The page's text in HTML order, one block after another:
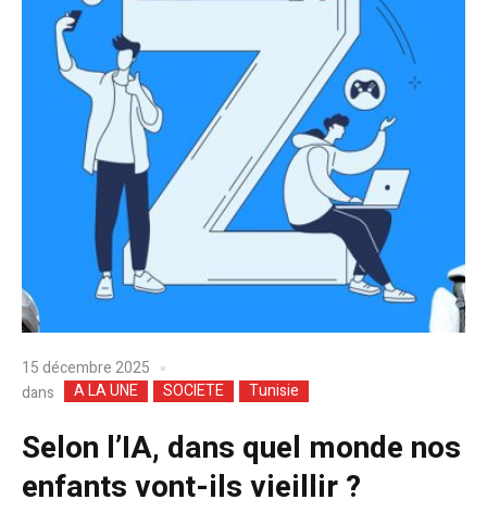
15 décembre 2025
dans
A LA UNE SOCIETE Tunisie
Selon l’IA, dans quel monde nos
enfants vont-ils vieillir ?